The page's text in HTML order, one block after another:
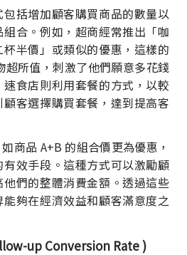
括增加顧客購買商品的數量以
合。例如，超商經常推出「咖
半價」或類似的優惠，這樣的
超所值，刺激了他們願意多花錢
食店則利用套餐的方式，以較
客選擇購買套餐，達到提高客
商品 A+B 的組合價更為優惠，
效手段。這種方式可以激勵顧
們的整體消費金額。透過這些
能夠在經濟效益和顧客滿意度之
up Conversion Rate )